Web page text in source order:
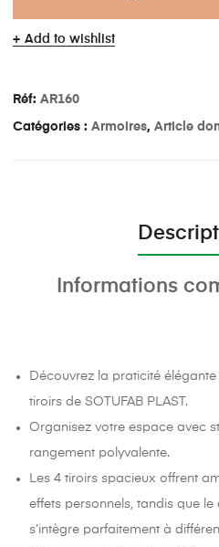
Add to wishlist
Réf: AR160
Catégories : Armoires, Article
Informations
Découvrez la praticité
tiroirs de SOTUFAB PLAST.
Organisez votre espace avec
rangement polyvalente.
Les 4 tiroirs spacieux offrent
effets personnels, tandis que
s’intègre parfaitement à